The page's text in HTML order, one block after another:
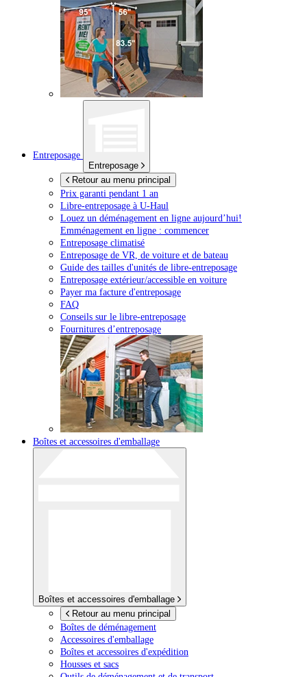
Entreposage
Entreposage
Retour au menu principal
Prix garanti pendant 1 an
Libre-entreposage à U-Haul
Louez un déménagement en ligne aujourd’hui!
Emménagement en ligne : commencer
Entreposage climatisé
Entreposage de VR, de voiture et de bateau
Guide des tailles d'unités de libre-entreposage
Entreposage extérieur/accessible en voiture
Payer ma facture d'entreposage
FAQ
Conseils sur le libre-entreposage
Fournitures d’entreposage
Boîtes et accessoires d'emballage
Boîtes et accessoires d'emballage
Retour au menu principal
Boîtes de déménagement
Accessoires d'emballage
Boîtes et accessoires d'expédition
Housses et sacs